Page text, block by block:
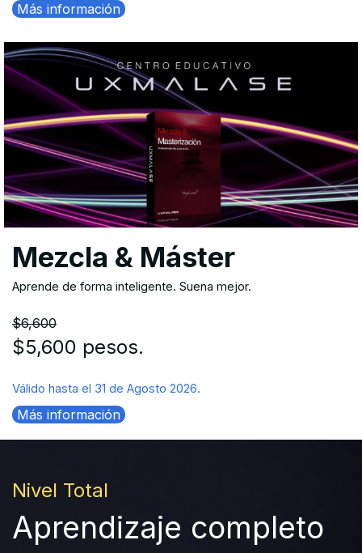
Más información
Mezcla & Máster
Aprende de forma inteligente. Suena mejor.
$6,600
$5,600 pesos.
Válido hasta el 31 de Agosto 2026.
Más información
Nivel Total
Aprendizaje completo